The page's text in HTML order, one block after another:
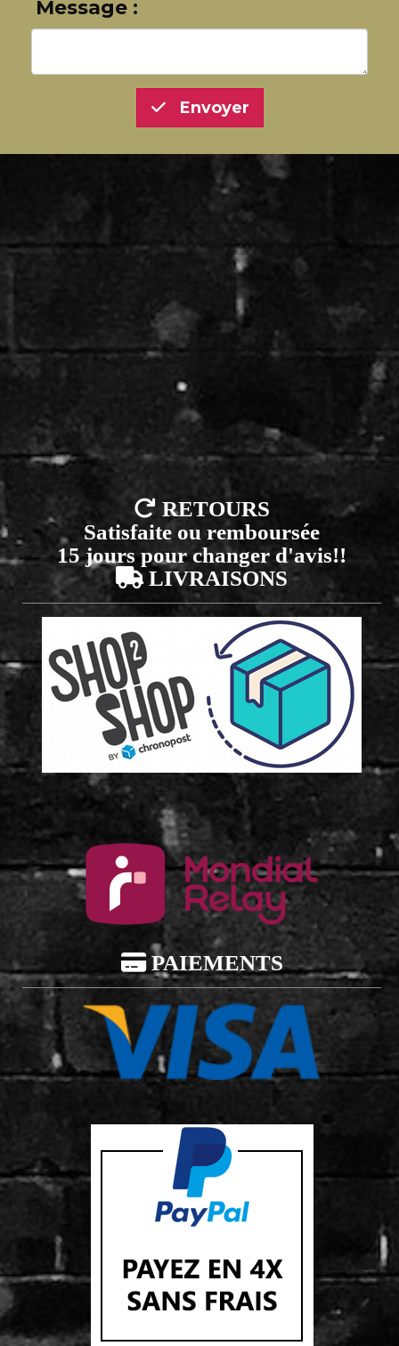
Message :
Envoyer
 RETOURS
Satisfaite ou remboursée
15 jours pour changer d'avis!!
 LIVRAISONS
 PAIEMENTS